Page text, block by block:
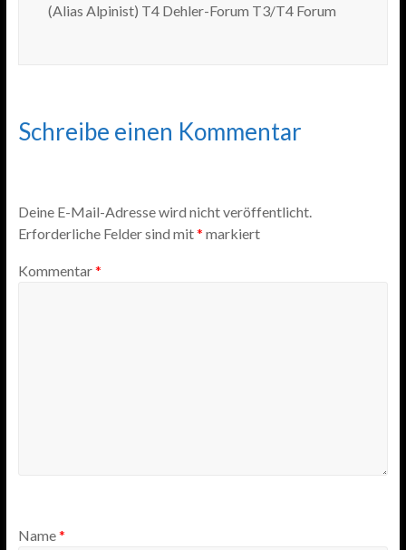
(Alias Alpinist) T4 Dehler-Forum T3/T4 Forum
Schreibe einen Kommentar
Deine E-Mail-Adresse wird nicht veröffentlicht.
Erforderliche Felder sind mit* markiert
Kommentar*
Name*